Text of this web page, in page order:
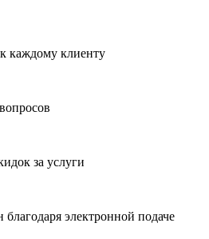
каждому клиенту
за услуги
электронной подаче